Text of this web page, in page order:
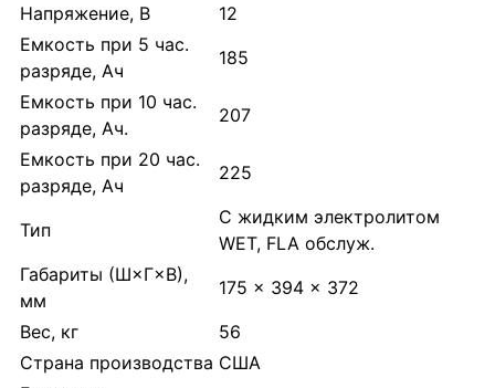
Напряжение, В
12
Емкость при 5 час.
разряде, Ач
185
Емкость при 10 час.
разряде, Ач.
207
Емкость при 20 час.
разряде, Ач
225
Тип
С жидким электролитом
WET, FLA обслуж.
Габариты (Ш×Г×В),
мм
175 × 394 × 372
Вес, кг
56
Страна производства США